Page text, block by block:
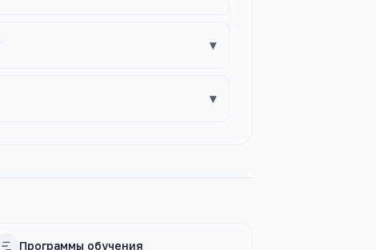
▾
▾
Программы обучения